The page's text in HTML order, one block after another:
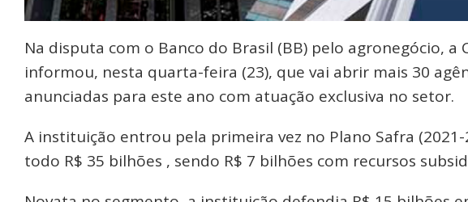
Na disputa com o Banco do Brasil (BB) pelo agronegócio, a
informou, nesta quarta-feira (23), que vai abrir mais 30
anunciadas para este ano com atuação exclusiva no setor.
A instituição entrou pela primeira vez no Plano Safra
todo R$ 35 bilhões , sendo R$ 7 bilhões com recursos